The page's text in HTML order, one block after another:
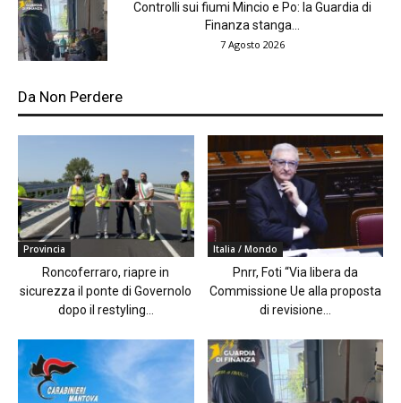
Controlli sui fiumi Mincio e Po: la Guardia di
Finanza stanga...
7 Agosto 2026
Da Non Perdere
Provincia
Roncoferraro, riapre in
sicurezza il ponte di Governolo
dopo il restyling...
Italia / Mondo
Pnrr, Foti “Via libera da
Commissione Ue alla proposta
di revisione...